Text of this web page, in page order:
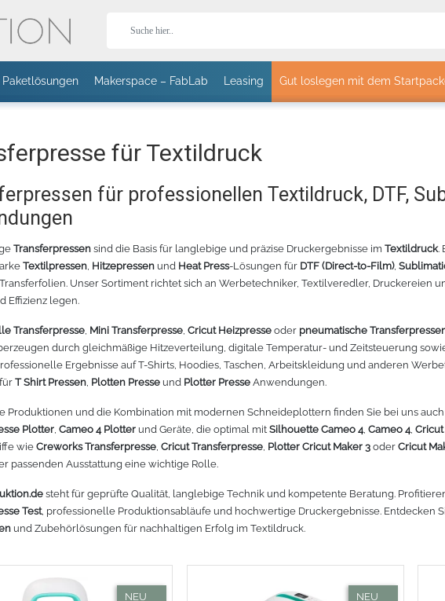
II 24 SCHNEIDEPLOTTER -
70CM
Mehr lesen
CANON IMAGEPROGRAF TM-300
GROSSFORMATDRUCKER
Mehr lesen
– 1402
lesen
CHEMICA HOLOGRAFLEX
- BLAU WEISS - 1405
Mehr lesen
HOTMARK REVOLUTION
PASTELLGRÖN -
Mehr lesen
STÄNDER FÜR EXPERT II
24 UND PUMA IV
PLOTTER MIT
ROLLENHALTER
Mehr lesen
T-Shirts
Sport Fleece Bodywarmer
Paketlösungen Makerspace – FabLab Leasing Gut loslegen mit dem
für Textildruck
für professionellen Textildruck, DTF,
Transferpressen sind die Basis für langlebige und präzise Druckergebnisse im Textildruck.
Textilpressen, Hitzepressen und Heat Press-Lösungen für DTF (Direct-to-Film),
Unser Sortiment richtet sich an Werbetechniker, Textilveredler, Druckereien
Effizienz legen.
Transferpresse, Mini Transferpresse, Cricut Heizpresse oder pneumatische
durch gleichmäßige Hitzeverteilung, digitale Temperatur- und Zeitsteuerung
Ergebnisse auf T-Shirts, Hoodies, Taschen, Arbeitskleidung und anderen
T Shirt Pressen, Plotten Presse und Plotter Presse Anwendungen.
Produktionen und die Kombination mit modernen Schneideplottern finden Sie bei uns
Plotter, Cameo 4 Plotter und Geräte, die optimal mit Silhouette Cameo 4, Cameo 4,
wie Creworks Transferpresse, Cricut Transferpresse, Plotter Cricut Maker 3 oder Cricut
passenden Ausstattung eine wichtige Rolle.
steht für geprüfte Qualität, langlebige Technik und kompetente Beratung.
Test, professionelle Produktionsabläufe und hochwertige Druckergebnisse. Entdecken
und Zubehörlösungen für nachhaltigen Erfolg im Textildruck.